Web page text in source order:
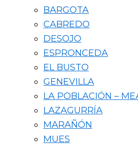
BARGOTA
CABREDO
DESOJO
ESPRONCEDA
EL BUSTO
GENEVILLA
LA POBLACIÓN –
LAZAGURRÍA
MARAÑÓN
MUES